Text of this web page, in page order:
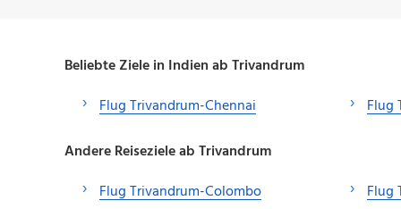
Beliebte Ziele in Indien ab Trivandrum
Flug Trivandrum-Chennai
Flug
Andere Reiseziele ab Trivandrum
Flug Trivandrum-Colombo
Flug